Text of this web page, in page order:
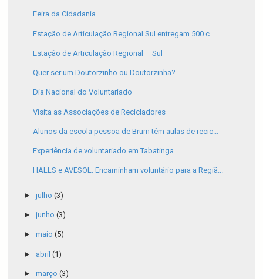
Feira da Cidadania
Estação de Articulação Regional Sul entregam 500 c...
Estação de Articulação Regional – Sul
Quer ser um Doutorzinho ou Doutorzinha?
Dia Nacional do Voluntariado
Visita as Associações de Recicladores
Alunos da escola pessoa de Brum têm aulas de recic...
Experiência de voluntariado em Tabatinga.
HALLS e AVESOL: Encaminham voluntário para a Regiã...
► julho (3)
► junho (3)
► maio (5)
► abril (1)
► março (3)